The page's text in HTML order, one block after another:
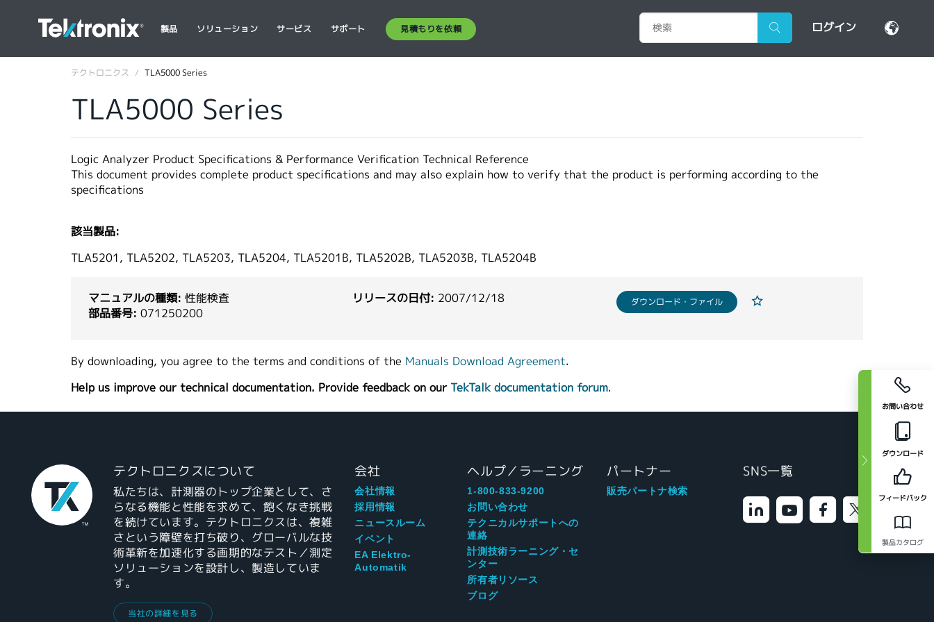
製品 ソリューション サービス サポート 見積もりを依頼 ログイン
お問い合わせ
ダウンロード
フィードバック
製品カタログ
テクトロニクス TLA5000 Series
TLA5000 Series
Logic Analyzer Product Specifications & Performance Verification Technical Reference
This document provides complete product specifications and may also explain how to verify that the product is performing according to the
specifications
該当製品:
TLA5201, TLA5202, TLA5203, TLA5204, TLA5201B, TLA5202B, TLA5203B, TLA5204B
マニュアルの種類: 性能検査
部品番号: 071250200
リリースの日付: 2007/12/18 ダウンロード・ファイル
By downloading, you agree to the terms and conditions of the Manuals Download Agreement.
Help us improve our technical documentation. Provide feedback on our TekTalk documentation forum.
テクトロニクスについて
私たちは、計測器のトップ企業として、さ
らなる機能と性能を求めて、飽くなき挑戦
を続けています。テクトロニクスは、複雑
さという障壁を打ち破り、グローバルな技
術革新を加速化する画期的なテスト／測定
ソリューションを設計し、製造していま
す。
当社の詳細を見る
会社
会社情報
採用情報
ニュースルーム
イベント
EA Elektro-
Automatik
ヘルプ／ラーニング
1-800-833-9200
お問い合わせ
テクニカルサポートへの
連絡
計測技術ラーニング・セ
ンター
所有者リソース
ブログ
パートナー
販売パートナ検索
SNS一覧